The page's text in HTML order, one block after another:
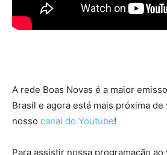
A rede Boas Novas é a maior
Brasil e agora está mais próxima de
nosso canal do Youtube!
Para assistir nossa programação